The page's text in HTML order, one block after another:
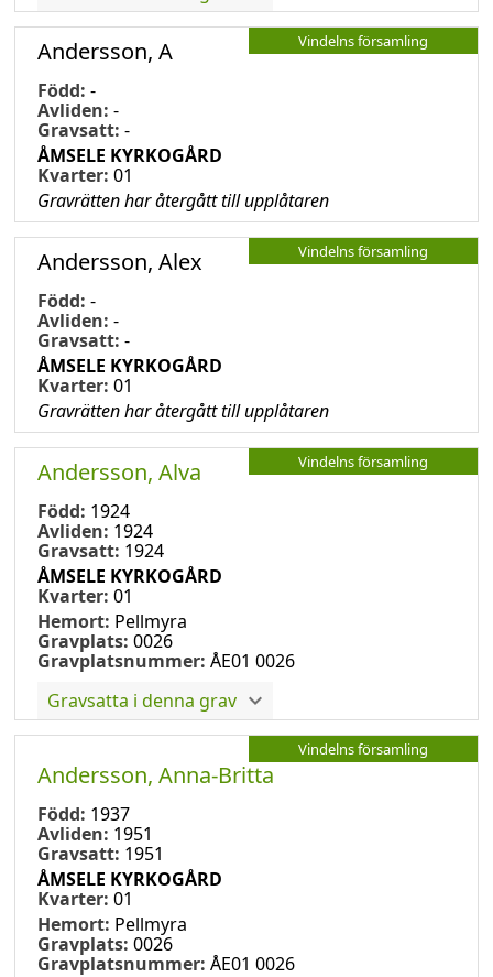
Vindelns församling
Andersson, A
Född: -
Avliden: -
Gravsatt: -
ÅMSELE KYRKOGÅRD
Kvarter: 01
Gravrätten har återgått till upplåtaren
Vindelns församling
Andersson, Alex
Född: -
Avliden: -
Gravsatt: -
ÅMSELE KYRKOGÅRD
Kvarter: 01
Gravrätten har återgått till upplåtaren
Vindelns församling
Andersson, Alva
Född: 1924
Avliden: 1924
Gravsatt: 1924
ÅMSELE KYRKOGÅRD
Kvarter: 01
Hemort: Pellmyra
Gravplats: 0026
Gravplatsnummer: ÅE01 0026
Gravsatta i denna grav
Vindelns församling
Andersson, Anna-Britta
Född: 1937
Avliden: 1951
Gravsatt: 1951
ÅMSELE KYRKOGÅRD
Kvarter: 01
Hemort: Pellmyra
Gravplats: 0026
Gravplatsnummer: ÅE01 0026